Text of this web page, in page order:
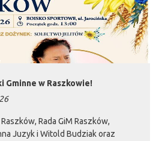
Gminne w Raszkowie!
Rada GiM Raszków,
Juzyk i Witold Budziak oraz